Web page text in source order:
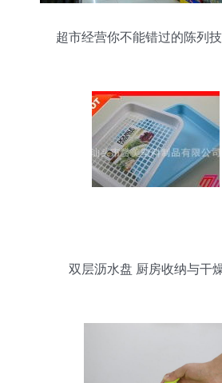
超市经营你不能错过的陈列
双层沥水盘 厨房收纳与干